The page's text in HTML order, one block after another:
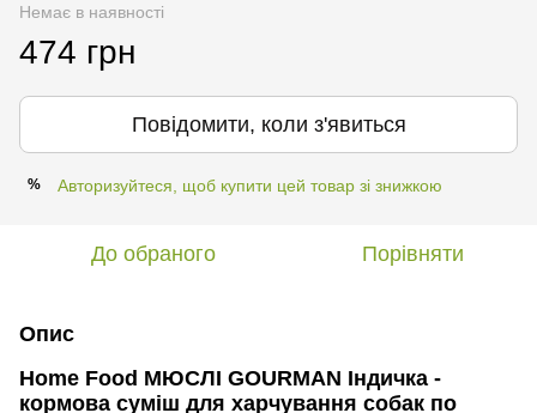
Немає в наявності
474 грн
Повідомити, коли з'явиться
% Авторизуйтеся, щоб купити цей товар зі знижкою
До обраного Порівняти
Опис
Home Food МЮСЛІ GOURMAN Індичка -
кормова суміш для харчування собак по